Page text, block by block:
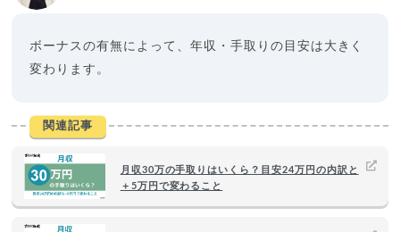
ボーナスの有無によって、年収・手取りの目安は大きく
変わります。
関連記事
月収30万の手取りはいくら？目安24万円の内訳と
＋5万円で変わること